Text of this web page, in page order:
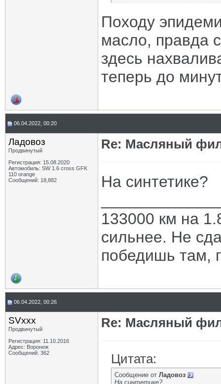
Походу
масло, правда
здесь
теперь до
06.04.2022, 00:20
Ладовоз
Продвинутый
Регистрация: 15.08.2020
Автомобиль: SW 1.6 cross GFK
110 orange
Сообщений: 18,882
Re: Масляный
На синтетике?
133000 км на
сильнее. Не
победишь там,
06.04.2022, 00:26
SVxxx
Продвинутый
Регистрация: 11.10.2016
Адрес: Воронеж
Сообщений: 362
Re: Масляный
Цитата:
Сообщение от Ладовоз
На синтетике?